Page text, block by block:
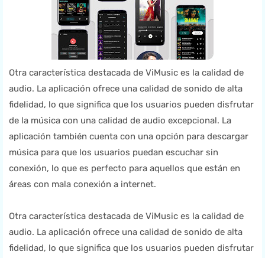
Otra característica destacada de ViMusic es la calidad de
audio. La aplicación ofrece una calidad de sonido de alta
fidelidad, lo que significa que los usuarios pueden disfrutar
de la música con una calidad de audio excepcional. La
aplicación también cuenta con una opción para descargar
música para que los usuarios puedan escuchar sin
conexión, lo que es perfecto para aquellos que están en
áreas con mala conexión a internet.
Otra característica destacada de ViMusic es la calidad de
audio. La aplicación ofrece una calidad de sonido de alta
fidelidad, lo que significa que los usuarios pueden disfrutar